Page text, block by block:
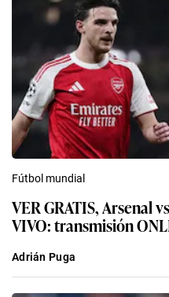
Fútbol mundial
VER GRATIS, Arsenal
VIVO: transmisión
Adrián Puga